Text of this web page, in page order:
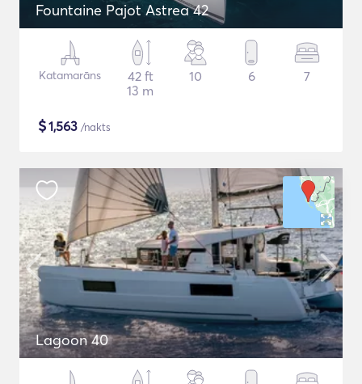
Fountaine Pajot Astrea 42
Katamarāns
42 ft
13 m
10 6 7
$1,563 /nakts
Lagoon 40